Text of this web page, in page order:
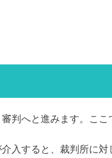
判へと進みます。こ
入すると、裁判所に